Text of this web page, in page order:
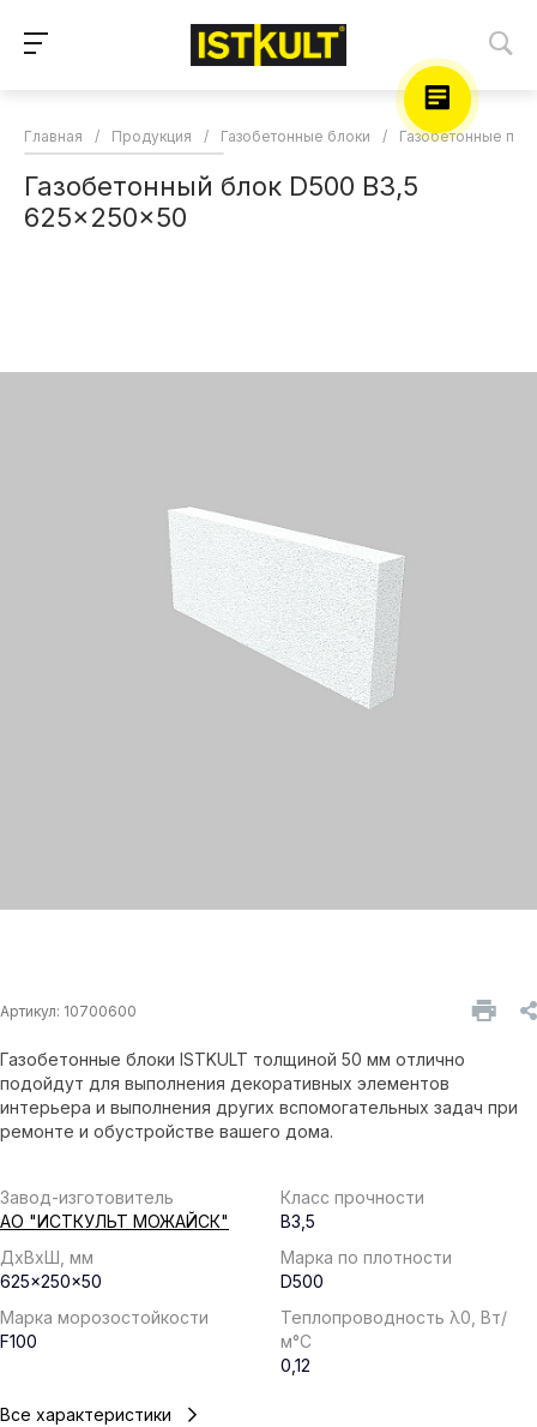
Главная / Продукция / Газобетонные блоки / Газобетонные
Газобетонный блок D500 B3,5
625x250x50
Артикул: 10700600
Газобетонные блоки ISTKULT толщиной 50 мм отлично
подойдут для выполнения декоративных элементов
интерьера и выполнения других вспомогательных задач при
ремонте и обустройстве вашего дома.
Завод-изготовитель
АО "ИСТКУЛЬТ МОЖАЙСК"
Класс прочности
B3,5
ДхВхШ, мм
625x250x50
Марка по плотности
D500
Марка морозостойкости
F100
Теплопроводность λ0, Вт/
м°С
0,12
Все характеристики